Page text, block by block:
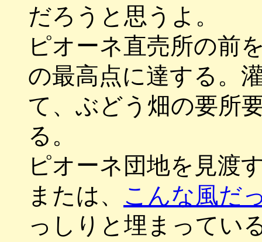
だろうと思うよ。
ピオーネ直売所の前
の最高点に達する。
て、ぶどう畑の要所
る。
ピオーネ団地を見渡
または、 こんな風だ
っしりと埋まってい